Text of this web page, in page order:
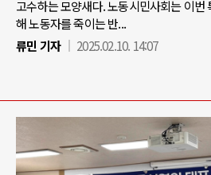
고수하는 모양새다. 노동시민사회는 이
해 노동자를 죽이는 반...
류민 기자
2025.02.10. 14:07